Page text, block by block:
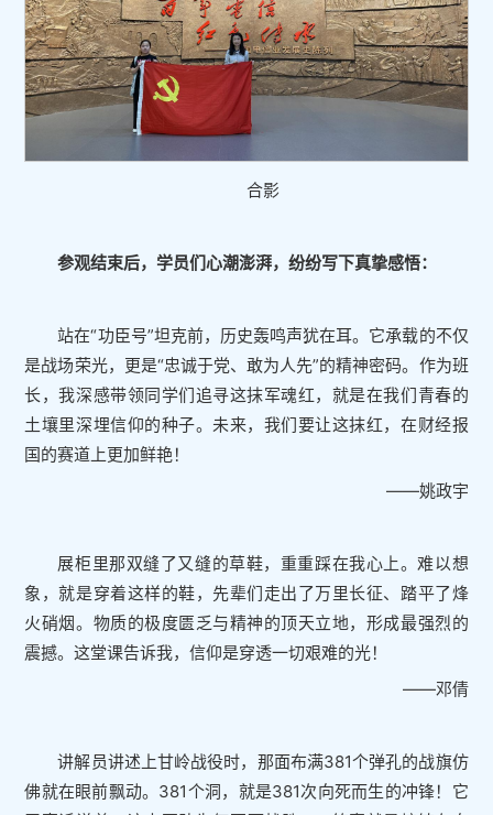
合影
参观结束后，学员们心潮澎湃，纷纷写下真挚感悟：
站在“功臣号”坦克前，历史轰鸣声犹在耳。它承载的不仅
是战场荣光，更是“忠诚于党、敢为人先”的精神密码。作为班
长，我深感带领同学们追寻这抹军魂红，就是在我们青春的
土壤里深埋信仰的种子。未来，我们要让这抹红，在财经报
国的赛道上更加鲜艳！
——姚政宇
展柜里那双缝了又缝的草鞋，重重踩在我心上。难以想
象，就是穿着这样的鞋，先辈们走出了万里长征、踏平了烽
火硝烟。物质的极度匮乏与精神的顶天立地，形成最强烈的
震撼。这堂课告诉我，信仰是穿透一切艰难的光！
——邓倩
讲解员讲述上甘岭战役时，那面布满381个弹孔的战旗仿
佛就在眼前飘动。381个洞，就是381次向死而生的冲锋！它